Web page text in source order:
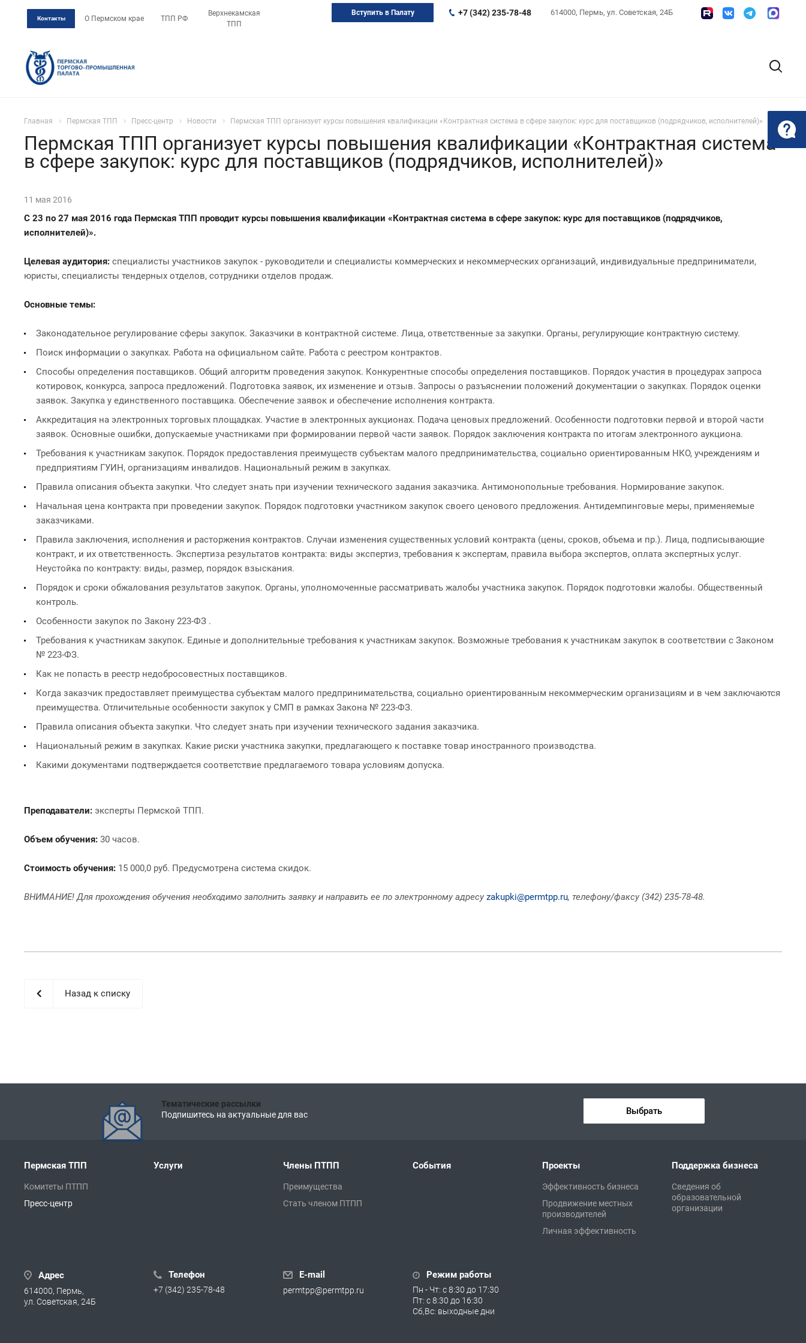
Контакты О Пермском крае ТПП РФ
Верхнекамская
ТПП
614000, Пермь, ул. Советская, 24Б
+7 (342) 235-78-48
Вступить в Палату
Главная Пермская ТПП Пресс-центр Новости Пермская ТПП организует курсы повышения квалификации «Контрактная система в сфере закупок: курс для поставщиков (подрядчиков, исполнителей)»
Пермская ТПП организует курсы повышения квалификации «Контрактная система
в сфере закупок: курс для поставщиков (подрядчиков, исполнителей)»
11 мая 2016
С 23 по 27 мая 2016 года Пермская ТПП проводит курсы повышения квалификации «Контрактная система в сфере закупок: курс для поставщиков (подрядчиков,
исполнителей)».
Целевая аудитория: специалисты участников закупок - руководители и специалисты коммерческих и некоммерческих организаций, индивидуальные предприниматели,
юристы, специалисты тендерных отделов, сотрудники отделов продаж.
Основные темы:
Законодательное регулирование сферы закупок. Заказчики в контрактной системе. Лица, ответственные за закупки. Органы, регулирующие контрактную систему.
Поиск информации о закупках. Работа на официальном сайте. Работа с реестром контрактов.
Способы определения поставщиков. Общий алгоритм проведения закупок. Конкурентные способы определения поставщиков. Порядок участия в процедурах запроса
котировок, конкурса, запроса предложений. Подготовка заявок, их изменение и отзыв. Запросы о разъяснении положений документации о закупках. Порядок оценки
заявок. Закупка у единственного поставщика. Обеспечение заявок и обеспечение исполнения контракта.
Аккредитация на электронных торговых площадках. Участие в электронных аукционах. Подача ценовых предложений. Особенности подготовки первой и второй части
заявок. Основные ошибки, допускаемые участниками при формировании первой части заявок. Порядок заключения контракта по итогам электронного аукциона.
Требования к участникам закупок. Порядок предоставления преимуществ субъектам малого предпринимательства, социально ориентированным НКО, учреждениям и
предприятиям ГУИН, организациям инвалидов. Национальный режим в закупках.
Правила описания объекта закупки. Что следует знать при изучении технического задания заказчика. Антимонопольные требования. Нормирование закупок.
Начальная цена контракта при проведении закупок. Порядок подготовки участником закупок своего ценового предложения. Антидемпинговые меры, применяемые
заказчиками.
Правила заключения, исполнения и расторжения контрактов. Случаи изменения существенных условий контракта (цены, сроков, объема и пр.). Лица, подписывающие
контракт, и их ответственность. Экспертиза результатов контракта: виды экспертиз, требования к экспертам, правила выбора экспертов, оплата экспертных услуг.
Неустойка по контракту: виды, размер, порядок взыскания.
Порядок и сроки обжалования результатов закупок. Органы, уполномоченные рассматривать жалобы участника закупок. Порядок подготовки жалобы. Общественный
контроль.
Особенности закупок по Закону 223-ФЗ .
Требования к участникам закупок. Единые и дополнительные требования к участникам закупок. Возможные требования к участникам закупок в соответствии с Законом
№ 223-ФЗ.
Как не попасть в реестр недобросовестных поставщиков.
Когда заказчик предоставляет преимущества субъектам малого предпринимательства, социально ориентированным некоммерческим организациям и в чем заключаются
преимущества. Отличительные особенности закупок у СМП в рамках Закона № 223-ФЗ.
Правила описания объекта закупки. Что следует знать при изучении технического задания заказчика.
Национальный режим в закупках. Какие риски участника закупки, предлагающего к поставке товар иностранного производства.
Какими документами подтверждается соответствие предлагаемого товара условиям допуска.
Преподаватели: эксперты Пермской ТПП.
Объем обучения: 30 часов.
Стоимость обучения: 15 000,0 руб. Предусмотрена система скидок.
ВНИМАНИЕ! Для прохождения обучения необходимо заполнить заявку и направить ее по электронному адресу zakupki@permtpp.ru, телефону/факсу (342) 235-78-48.
Назад к списку
Тематические рассылки
Подпишитесь на актуальные для вас
Выбрать
Пермская ТПП
Комитеты ПТПП
Пресс-центр
Услуги Члены ПТПП
Преимущества
Стать членом ПТПП
События Проекты
Эффективность бизнеса
Продвижение местных
производителей
Личная эффективность
Поддержка бизнеса
Сведения об
образовательной
организации
Адрес
614000, Пермь,
ул. Советская, 24Б
Телефон
+7 (342) 235-78-48
E-mail
permtpp@permtpp.ru
Режим работы
Пн - Чт: с 8:30 до 17:30
Пт: с 8:30 до 16:30
Сб,Вс: выходные дни